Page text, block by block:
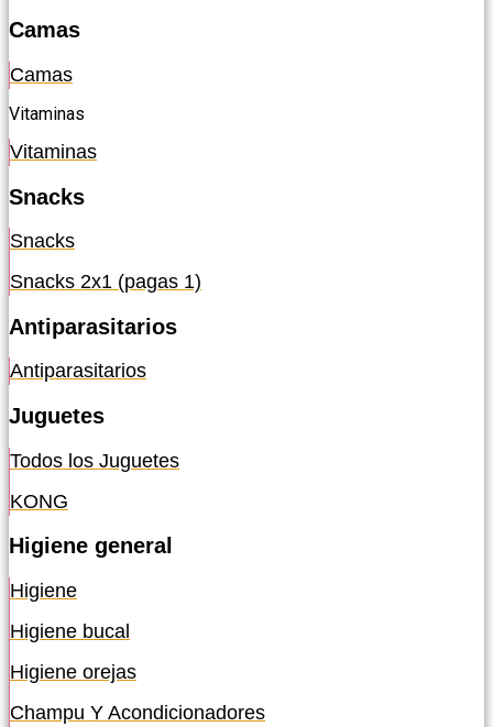
Camas
Camas
Vitaminas
Vitaminas
Snacks
Snacks
Snacks 2x1 (pagas 1)
Antiparasitarios
Antiparasitarios
Juguetes
Todos los Juguetes
KONG
Higiene general
Higiene
Higiene bucal
Higiene orejas
Champu Y Acondicionadores